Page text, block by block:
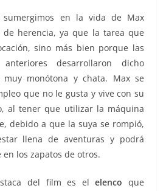
en la vida de Max
de herencia, ya que la tarea que
sino más bien porque las
desarrollaron dicho
monótona y chata. Max se
que no le gusta y vive con su
al tener que utilizar la máquina
debido a que la suya se rompió,
llena de aventuras y podrá
los zapatos de otros.
del film es elelenco que